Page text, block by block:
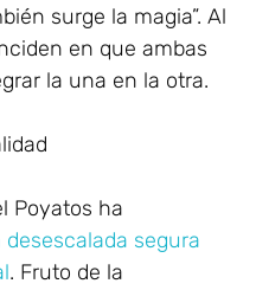
surge la magia”. Al
en que ambas
la una en la otra.
Poyatos ha
desescalada segura
. Fruto de la